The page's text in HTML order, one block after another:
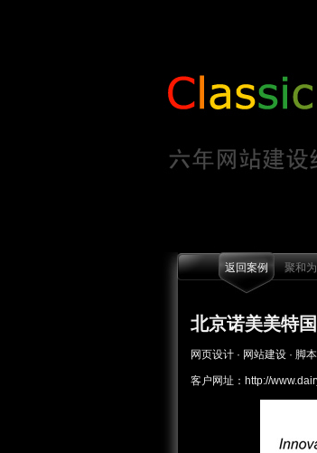
返回案例聚和为科
北京诺美美特
网页设计 · 网站建设 · 脚
客户网址：http://